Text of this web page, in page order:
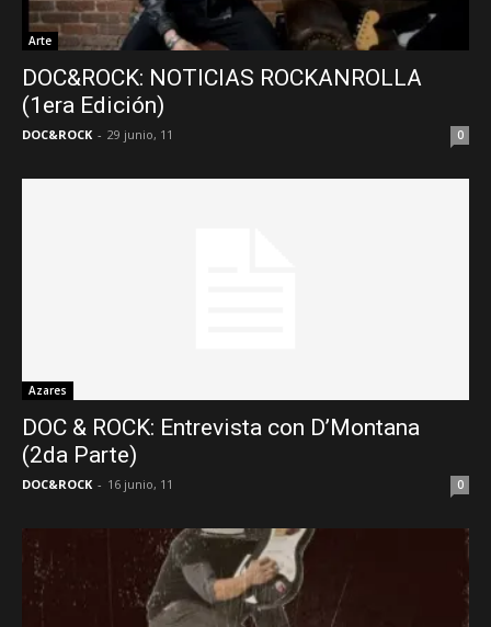
Arte
DOC&ROCK: NOTICIAS ROCKANROLLA
(1era Edición)
DOC&ROCK - 29 junio, 11 0
Azares
DOC & ROCK: Entrevista con D’Montana
(2da Parte)
DOC&ROCK - 16 junio, 11 0